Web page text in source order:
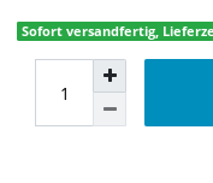
Sofort versandfertig,